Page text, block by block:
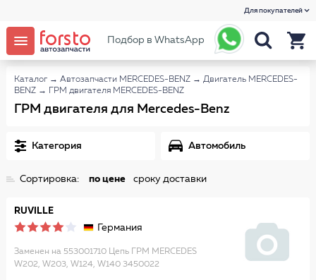
Для покупателей
Подбор в WhatsApp
Каталог → Автозапчасти MERCEDES-BENZ → Двигатель MERCEDES-
BENZ → ГРМ двигателя MERCEDES-BENZ
ГРМ двигателя для Mercedes-Benz
Категория Автомобиль
Сортировка: по цене сроку доставки
RUVILLE
Германия
Заменен на 553001710 Цепь ГРМ MERCEDES
W202, W203, W124, W140 3450022